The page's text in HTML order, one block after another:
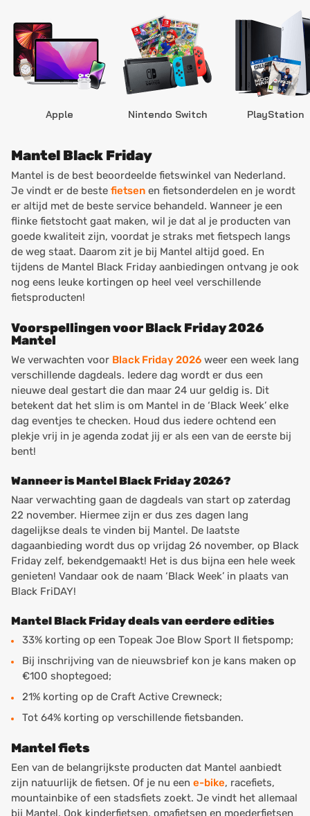
Apple Nintendo Switch PlayStation
Mantel Black Friday
Mantel is de best beoordeelde fietswinkel van Nederland.
Je vindt er de beste fietsen en fietsonderdelen en je wordt
er altijd met de beste service behandeld. Wanneer je een
flinke fietstocht gaat maken, wil je dat al je producten van
goede kwaliteit zijn, voordat je straks met fietspech langs
de weg staat. Daarom zit je bij Mantel altijd goed. En
tijdens de Mantel Black Friday aanbiedingen ontvang je ook
nog eens leuke kortingen op heel veel verschillende
fietsproducten!
Voorspellingen voor Black Friday 2026
Mantel
We verwachten voor Black Friday 2026 weer een week lang
verschillende dagdeals. Iedere dag wordt er dus een
nieuwe deal gestart die dan maar 24 uur geldig is. Dit
betekent dat het slim is om Mantel in de ‘Black Week’ elke
dag eventjes te checken. Houd dus iedere ochtend een
plekje vrij in je agenda zodat jij er als een van de eerste bij
bent!
Wanneer is Mantel Black Friday 2026?
Naar verwachting gaan de dagdeals van start op zaterdag
22 november. Hiermee zijn er dus zes dagen lang
dagelijkse deals te vinden bij Mantel. De laatste
dagaanbieding wordt dus op vrijdag 26 november, op Black
Friday zelf, bekendgemaakt! Het is dus bijna een hele week
genieten! Vandaar ook de naam ‘Black Week’ in plaats van
Black FriDAY!
Mantel Black Friday deals van eerdere edities
33% korting op een Topeak Joe Blow Sport II fietspomp;
Bij inschrijving van de nieuwsbrief kon je kans maken op
€100 shoptegoed;
21% korting op de Craft Active Crewneck;
Tot 64% korting op verschillende fietsbanden.
Mantel fiets
Een van de belangrijkste producten dat Mantel aanbiedt
zijn natuurlijk de fietsen. Of je nu een e-bike, racefiets,
mountainbike of een stadsfiets zoekt. Je vindt het allemaal
bij Mantel. Ook kinderfietsen, omafietsen en moederfietsen